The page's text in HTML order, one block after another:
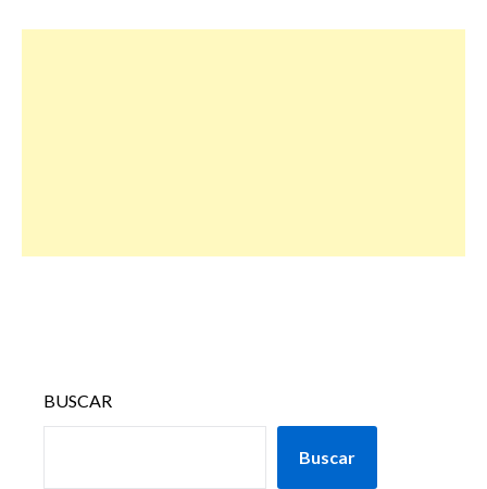
BUSCAR
Buscar